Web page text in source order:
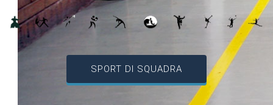
SPORT DI SQUADRA